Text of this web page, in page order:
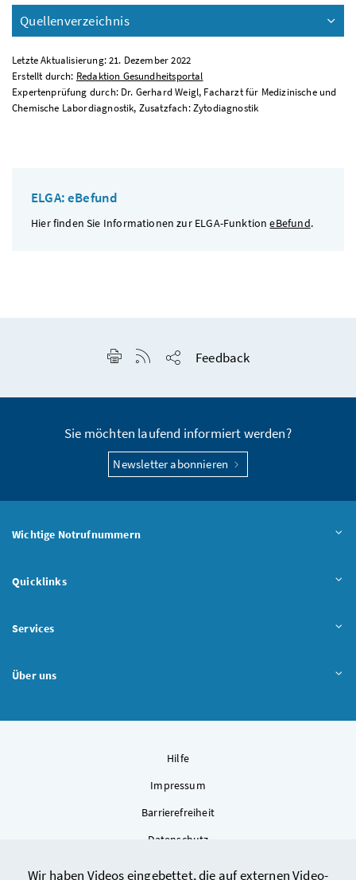
Wir haben Videos eingebettet, die auf externen Video-
Quellenverzeichnis
Letzte Aktualisierung: 21. Dezember 2022
Erstellt durch: Redaktion Gesundheitsportal
Expertenprüfung durch: Dr. Gerhard Weigl, Facharzt für Medizinische und
Chemische Labordiagnostik, Zusatzfach: Zytodiagnostik
ELGA: eBefund
Hier finden Sie Informationen zur ELGA-FunktioneBefund.
Seite drucken
RSS-Feed anzeigen
Feedback
Sie möchten laufend informiert werden?
Newsletter abonnieren
Wichtige Notrufnummern
Quicklinks
Services
Über uns
Hilfe
Impressum
Barrierefreiheit
Datenschutz